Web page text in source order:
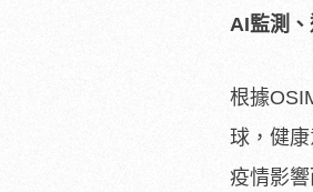
AI監測
根據
球，健
疫情影